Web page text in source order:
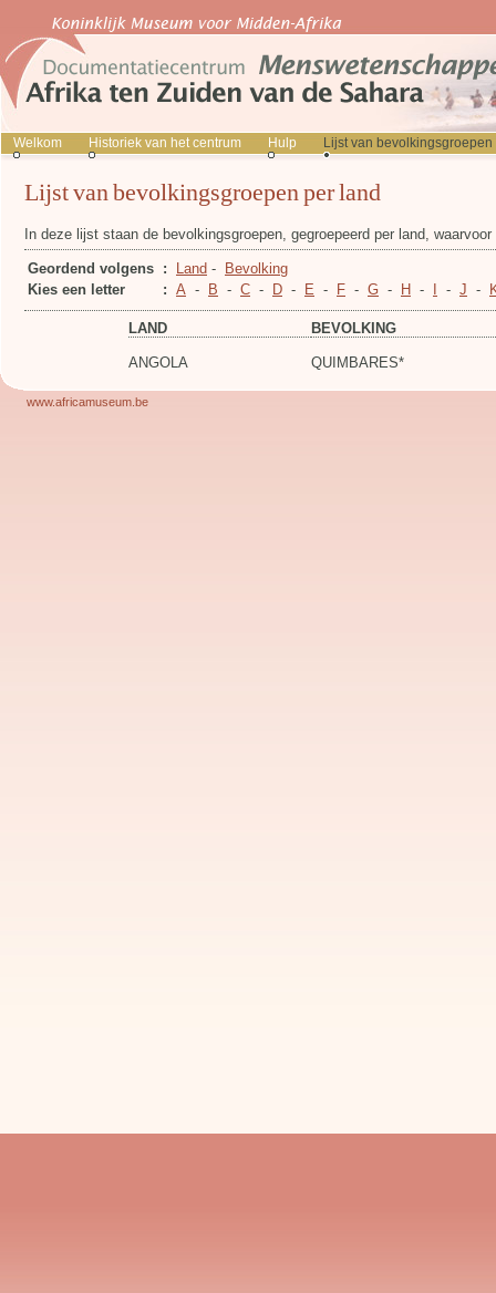
Welkom Historiek van het centrum Hulp Lijst van bevolkingsgroepen
Lijst van bevolkingsgroepen per land
In deze lijst staan de bevolkingsgroepen, gegroepeerd per land,
Geordend volgens : Land -
Bevolking
Kies een letter
: A - B - C - D - E - F - G - H - - J -
LAND BEVOLKING
ANGOLA QUIMBARES*
www.africamuseum.be